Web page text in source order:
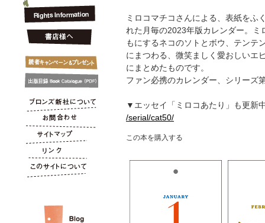
ミロコマチコさんによる、表紙をふ
れた月毎の2023年版カレンダー。ミ
もにするネコのソトとボウ、テンテ
にまつわる、微笑ましく愛おしいエ
にまとめたものです。
ファン必携のカレンダー、シリーズ
▼エッセイ「ミロコあたり」も更新
/serial/cat50/
この本を購入する